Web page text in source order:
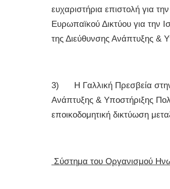
ευχαριστήρια επιστολή για
Ευρωπαϊκού Δικτύου για την
της Διεύθυνσης Ανάπτυξης &
3) Η Γαλλική Πρεσβεία στην
Ανάπτυξης & Υποστήριξης
εποικοδομητική δικτύωση
Σύστημα του Οργανισμού